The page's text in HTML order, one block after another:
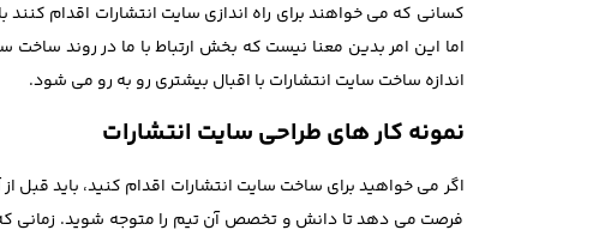
کسانی که می خواهند برای راه اندازی سایت انتشارات اقدام
اما این امر بدین معنا نیست که بخش ارتباط با ما در روند
اندازه ساخت سایت انتشارات با اقبال بیشتری رو به رو می شود.
نمونه کار های طراحی سایت انتشارات
اگر می خواهید برای ساخت سایت انتشارات اقدام کنید، باید قبل
فرصت می دهد تا دانش و تخصص آن تیم را متوجه شوید. زمانی که